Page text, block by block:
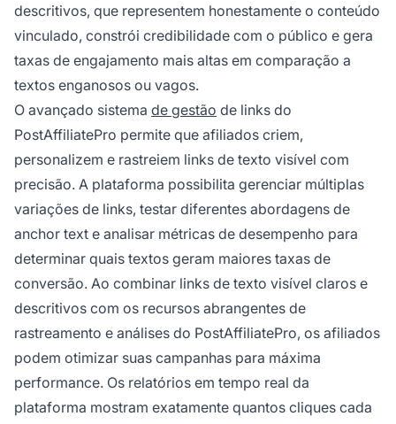
descritivos, que representem honestamente o conteúdo
vinculado, constrói credibilidade com o público e gera
taxas de engajamento mais altas em comparação a
textos enganosos ou vagos.
O avançado sistema de gestão de links do
PostAffiliatePro permite que afiliados criem,
personalizem e rastreiem links de texto visível com
precisão. A plataforma possibilita gerenciar múltiplas
variações de links, testar diferentes abordagens de
anchor text e analisar métricas de desempenho para
determinar quais textos geram maiores taxas de
conversão. Ao combinar links de texto visível claros e
descritivos com os recursos abrangentes de
rastreamento e análises do PostAffiliatePro, os afiliados
podem otimizar suas campanhas para máxima
performance. Os relatórios em tempo real da
plataforma mostram exatamente quantos cliques cada